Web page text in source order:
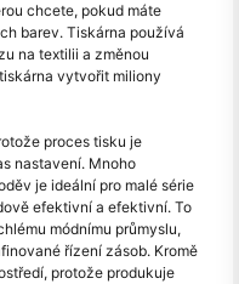
chcete, pokud máte
barev. Tiskárna používá
na textilii a změnou
vytvořit miliony
proces tisku je
nastavení. Mnoho
je ideální pro malé série
efektivní a efektivní. To
módnímu průmyslu,
řízení zásob. Kromě
protože produkuje